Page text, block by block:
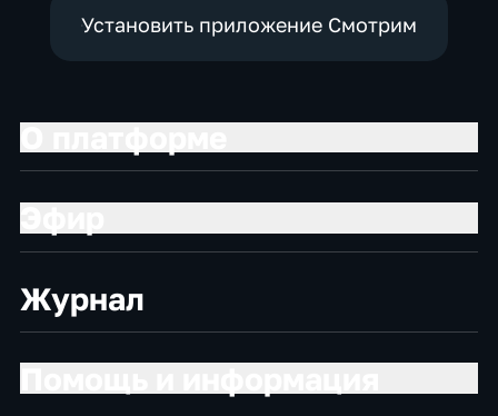
Установить приложение Смотрим
Журнал